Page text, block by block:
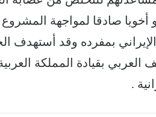
أخويا صادقا لمواجهة المشروع
بمفرده وقد أستهدف
العربي بقيادة المملكة
.